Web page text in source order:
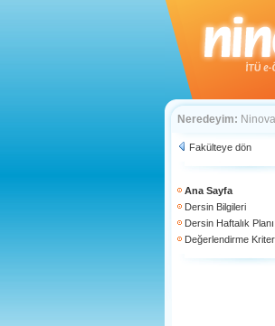
Neredeyim: Ninova
Fakülteye dön
Ana Sayfa
Dersin Bilgileri
Dersin Haftalık Planı
Değerlendirme